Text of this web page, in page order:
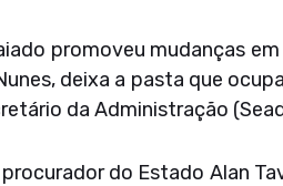
promoveu mudanças
deixa a pasta que
da Administração
procurador do Estado Alan